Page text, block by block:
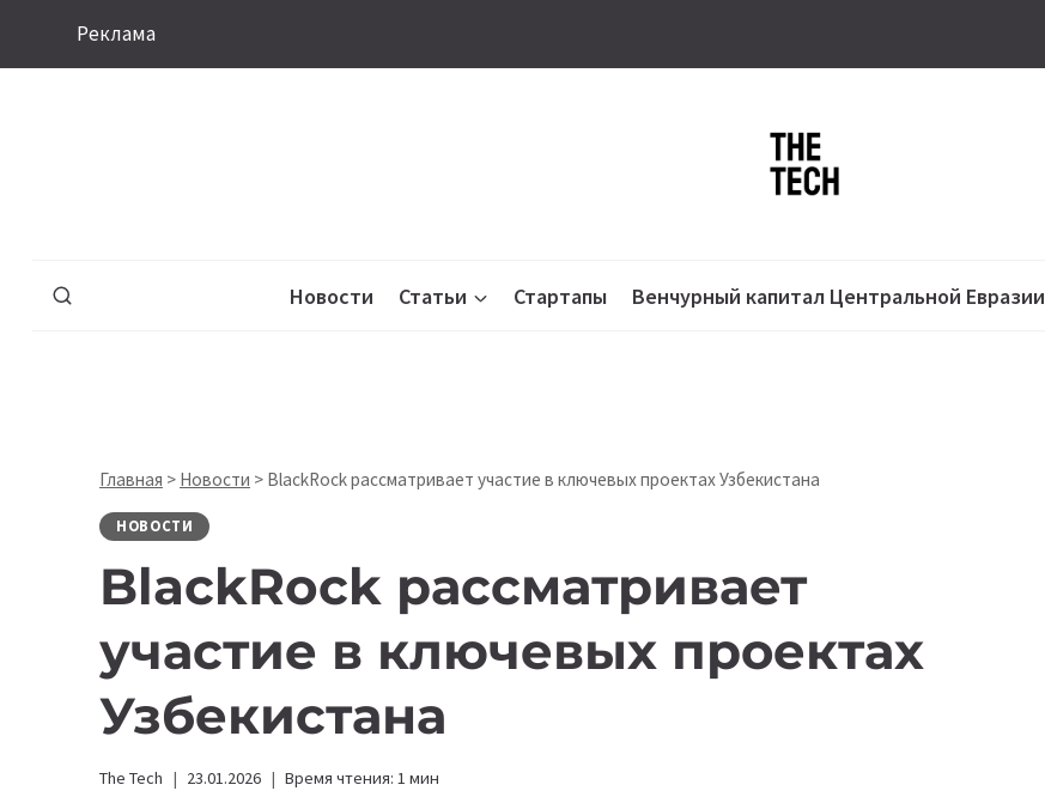
Реклама
Новости Статьи Стартапы Венчурный капитал Центральной Евразии
Главная > Новости > BlackRock рассматривает участие в ключевых проектах Узбекистана
НОВОСТИ
BlackRock рассматривает
участие в ключевых проектах
Узбекистана
The Tech 23.01.2026 Время чтения: 1 мин